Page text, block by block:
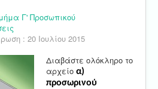
Γ' Προσωπικού
: 20 Ιουλίου 2015
Διαβάστε ολόκληρο το
αρχείο α)
προσωρινού